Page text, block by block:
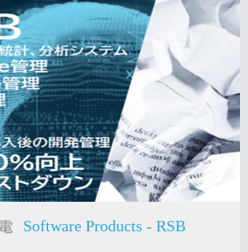
Software Products - RSB